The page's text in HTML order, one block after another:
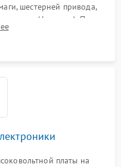
шестерней привода,
(фьюзера). Поиск
деталей.
платы на